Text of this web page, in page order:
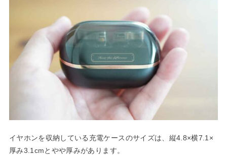
イヤホンを収納している充電ケースのサイズは、縦4.8×横7.1×
厚み3.1cmとやや厚みがあります。